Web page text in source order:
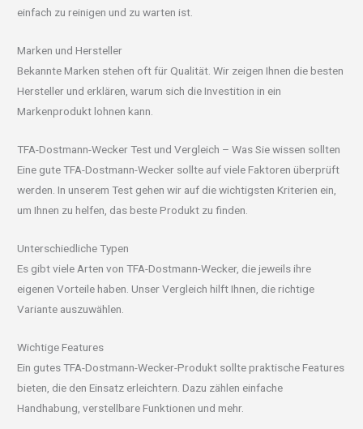
einfach zu reinigen und zu warten ist.
Marken und Hersteller
Bekannte Marken stehen oft für Qualität. Wir zeigen Ihnen die besten
Hersteller und erklären, warum sich die Investition in ein
Markenprodukt lohnen kann.
TFA-Dostmann-Wecker Test und Vergleich – Was Sie wissen sollten
Eine gute TFA-Dostmann-Wecker sollte auf viele Faktoren überprüft
werden. In unserem Test gehen wir auf die wichtigsten Kriterien ein,
um Ihnen zu helfen, das beste Produkt zu finden.
Unterschiedliche Typen
Es gibt viele Arten von TFA-Dostmann-Wecker, die jeweils ihre
eigenen Vorteile haben. Unser Vergleich hilft Ihnen, die richtige
Variante auszuwählen.
Wichtige Features
Ein gutes TFA-Dostmann-Wecker-Produkt sollte praktische Features
bieten, die den Einsatz erleichtern. Dazu zählen einfache
Handhabung, verstellbare Funktionen und mehr.